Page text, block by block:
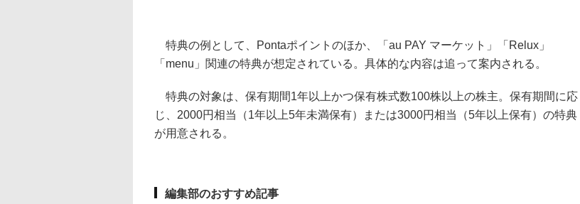
特典の例として、Pontaポイントのほか、「au PAY マーケット」「Relux」
「menu」関連の特典が想定されている。具体的な内容は追って案内される。
特典の対象は、保有期間1年以上かつ保有株式数100株以上の株主。保有期間に応
じ、2000円相当（1年以上5年未満保有）または3000円相当（5年以上保有）の特典
が用意される。
編集部のおすすめ記事